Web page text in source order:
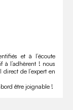
à l’adhèrent ! nous
de l’expert en
être joignable !